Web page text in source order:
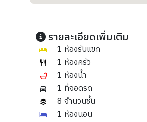
รายละเอียดเพิ่มเติม
1 ห้องรับแขก
1 ห้องครัว
1 ห้องน้ำ
1 ที่จอดรถ
8 จำนวนชั้น
1 ห้องนอน